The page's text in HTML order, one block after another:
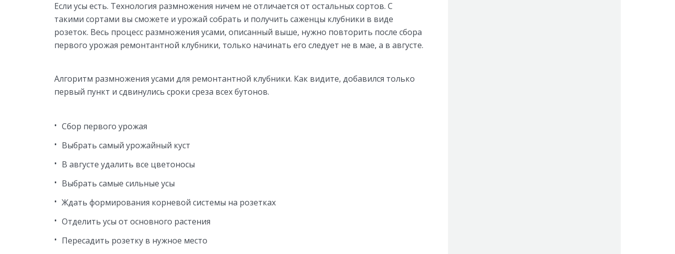
Если усы есть. Технология размножения ничем не отличается от остальных сортов. С
такими сортами вы сможете и урожай собрать и получить саженцы клубники в виде
розеток. Весь процесс размножения усами, описанный выше, нужно повторить после сбора
первого урожая ремонтантной клубники, только начинать его следует не в мае, а в августе.
Алгоритм размножения усами для ремонтантной клубники. Как видите, добавился только
первый пункт и сдвинулись сроки среза всех бутонов.
Сбор первого урожая
Выбрать самый урожайный куст
В августе удалить все цветоносы
Выбрать самые сильные усы
Ждать формирования корневой системы на розетках
Отделить усы от основного растения
Пересадить розетку в нужное место